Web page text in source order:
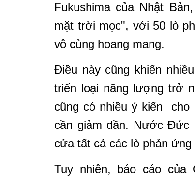
Fukushima của Nhật
mặt trời mọc", với 50 lò
vô cùng hoang mang.
Điều này cũng khiến
triển loại năng lượng trở
cũng có nhiều ý kiến cho
cần giảm dần. Nước Đức
cửa tất cả các lò phản
Tuy nhiên, báo cáo của